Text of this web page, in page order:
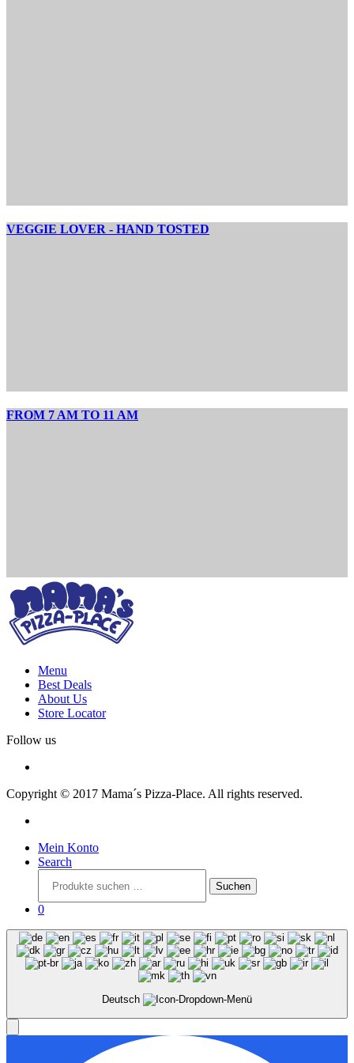
VEGGIE LOVER - HAND TOSTED
FROM 7 AM TO 11 AM
Menu
Best Deals
About Us
Store Locator
Follow us
Copyright © 2017 Mama´s Pizza-Place. All rights reserved.
Mein Konto
Search
nach:
Suchen
0
Deutsch